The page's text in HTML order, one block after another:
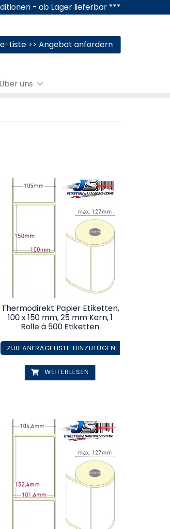
- ab Lager lieferbar ***
Liste >> Angebot anfordern
Über uns
Thermodirekt Papier Etiketten,
100 x 150 mm, 25 mm Kern, 1
Rolle à 500 Etiketten
ZUR ANFRAGELISTE HINZUFÜGEN
WEITERLESEN